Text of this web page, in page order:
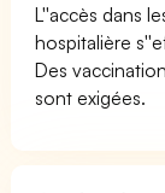
L''accès dans
hospitalière
Des
sont exigées.